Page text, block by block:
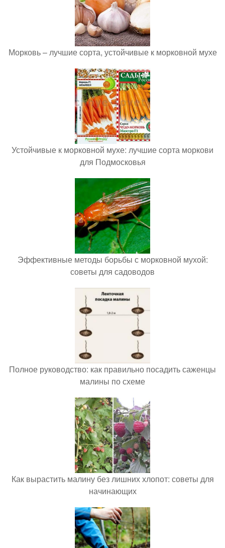
Морковь – лучшие сорта, устойчивые к морковной мухе
Устойчивые к морковной мухе: лучшие сорта моркови
для Подмосковья
Эффективные методы борьбы с морковной мухой:
советы для садоводов
Полное руководство: как правильно посадить саженцы
малины по схеме
Как вырастить малину без лишних хлопот: советы для
начинающих